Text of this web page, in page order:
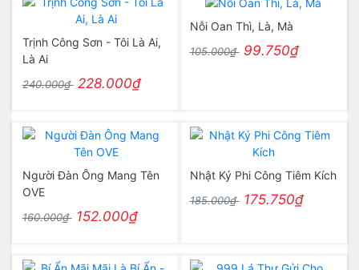
Trịnh Công Sơn - Tôi Là Ai,
Là Ai
240.000₫ 228.000₫
Nỗi Oan Thì, Là, Mà
105.000₫ 99.750₫
Người Đàn Ông Mang Tên
OVE
160.000₫ 152.000₫
Nhật Ký Phi Công Tiêm Kích
185.000₫ 175.750₫